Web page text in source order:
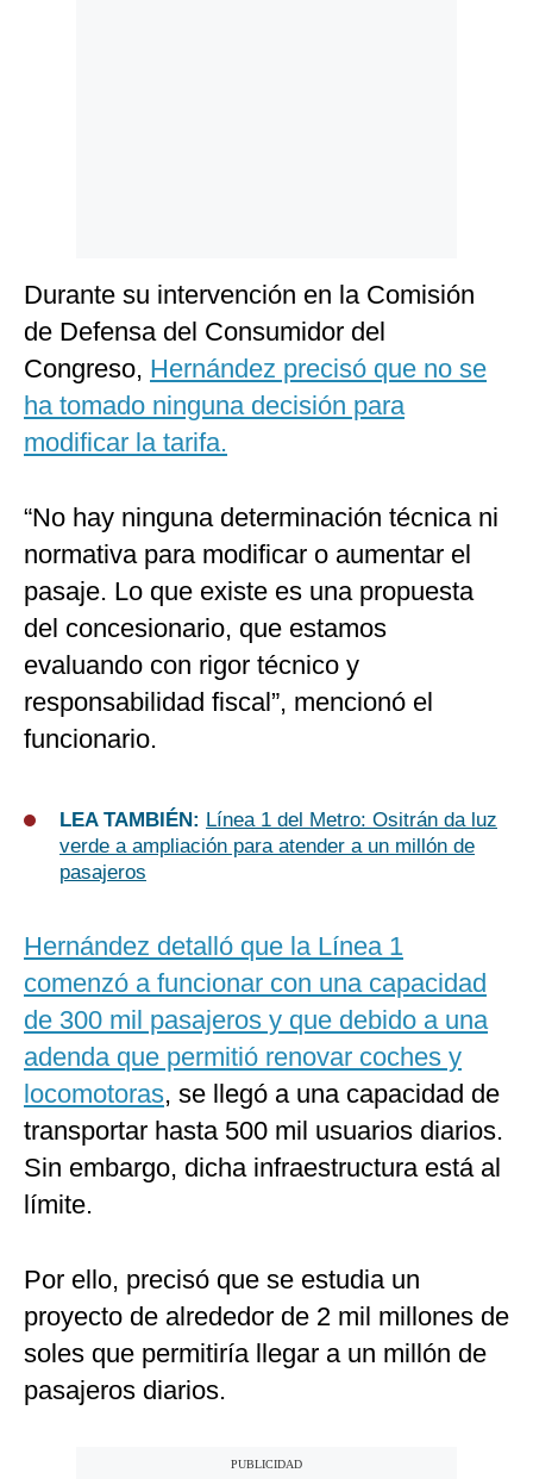
Durante su intervención en la Comisión
de Defensa del Consumidor del
Congreso, Hernández precisó que no se
ha tomado ninguna decisión para
modificar la tarifa.
“No hay ninguna determinación técnica ni
normativa para modificar o aumentar el
pasaje. Lo que existe es una propuesta
del concesionario, que estamos
evaluando con rigor técnico y
responsabilidad fiscal”, mencionó el
funcionario.
LEA TAMBIÉN: Línea 1 del Metro: Ositrán da luz
verde a ampliación para atender a un millón de
pasajeros
Hernández detalló que la Línea 1
comenzó a funcionar con una capacidad
de 300 mil pasajeros y que debido a una
adenda que permitió renovar coches y
locomotoras, se llegó a una capacidad de
transportar hasta 500 mil usuarios diarios.
Sin embargo, dicha infraestructura está al
límite.
Por ello, precisó que se estudia un
proyecto de alrededor de 2 mil millones de
soles que permitiría llegar a un millón de
pasajeros diarios.